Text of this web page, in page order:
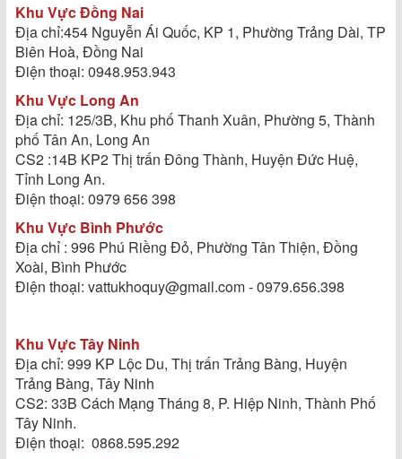
Khu Vực Đồng Nai
Địa chỉ:454 Nguyễn Ái Quốc, KP 1, Phường Trảng Dài, TP
Biên Hoà, Đồng Nai
Điện thoại: 0948.953.943
Khu Vực Long An
Địa chỉ: 125/3B, Khu phố Thanh Xuân, Phường 5, Thành
phố Tân An, Long An
CS2 :14B KP2 Thị trấn Đông Thành, Huyện Đức Huệ,
Tỉnh Long An.
Điện thoại: 0979 656 398
Khu Vực Bình Phước
Địa chỉ : 996 Phú Riềng Đỏ, Phường Tân Thiện, Đồng
Xoài, Bình Phước
Điện thoại: vattukhoquy@gmail.com - 0979.656.398
Khu Vực Tây Ninh
Địa chỉ: 999 KP Lộc Du, Thị trấn Trảng Bàng, Huyện
Trảng Bàng, Tây Ninh
CS2: 33B Cách Mạng Tháng 8, P. Hiệp Ninh, Thành Phố
Tây Ninh.
Điện thoại: 0868.595.292